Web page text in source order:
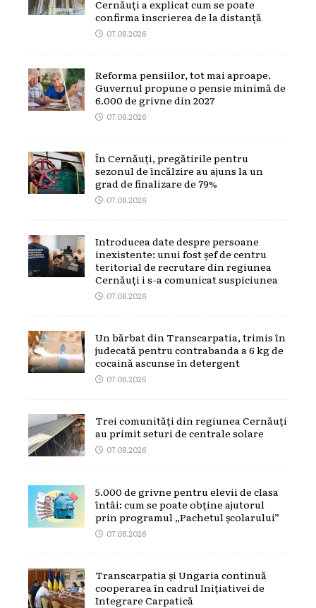
Cernăuți a explicat cum se poate
confirma înscrierea de la distanță
07.08.2026
Reforma pensiilor, tot mai aproape.
Guvernul propune o pensie minimă de
6.000 de grivne din 2027
07.08.2026
În Cernăuți, pregătirile pentru
sezonul de încălzire au ajuns la un
grad de finalizare de 79%
07.08.2026
Introducea date despre persoane
inexistente: unui fost șef de centru
teritorial de recrutare din regiunea
Cernăuți i s-a comunicat suspiciunea
07.08.2026
Un bărbat din Transcarpatia, trimis în
judecată pentru contrabanda a 6 kg de
cocaină ascunse în detergent
07.08.2026
Trei comunități din regiunea Cernăuți
au primit seturi de centrale solare
07.08.2026
5.000 de grivne pentru elevii de clasa
întâi: cum se poate obține ajutorul
prin programul „Pachetul școlarului”
07.08.2026
Transcarpatia și Ungaria continuă
cooperarea în cadrul Inițiativei de
Integrare Carpatică